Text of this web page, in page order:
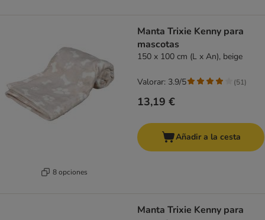
8 opciones
Manta Trixie Kenny para
mascotas
150 x 100 cm (L x An), beige
13,19 €
Valorar: 3.9/5 (51)
Añadir a la cesta
Manta Trixie Kenny para